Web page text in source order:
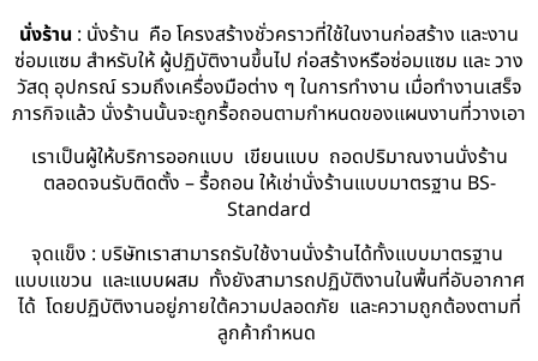
นั่งร้าน : นั่งร้าน คือ โครงสร้างชั่วคราวที่ใช้ในงานก่อสร้าง และงาน
ซ่อมแซม สำหรับให้ ผู้ปฏิบัติงานขึ้นไป ก่อสร้างหรือซ่อมแซม และ วาง
วัสดุ อุปกรณ์ รวมถึงเครื่องมือต่าง ๆ ในการทำงาน เมื่อทำงานเสร็จ
ภารกิจแล้ว นั่งร้านนั้นจะถูกรื้อถอนตามกำหนดของแผนงานที่วางเอา
เราเป็นผู้ให้บริการออกแบบ เขียนแบบ ถอดปริมาณงานนั่งร้าน
ตลอดจนรับติดตั้ง – รื้อถอน ให้เช่านั่งร้านแบบมาตรฐาน BS-
Standard
จุดแข็ง : บริษัทเราสามารถรับใช้งานนั่งร้านได้ทั้งแบบมาตรฐาน
แบบแขวน และแบบผสม ทั้งยังสามารถปฏิบัติงานในพื้นที่อับอากาศ
ได้ โดยปฏิบัติงานอยู่ภายใต้ความปลอดภัย และความถูกต้องตามที่
ลูกค้ากำหนด